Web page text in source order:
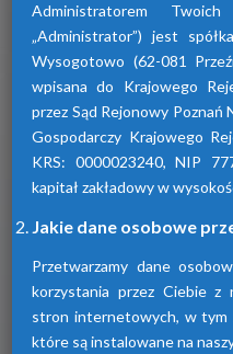
urządzeń.
Dowiedz się
Administratorem
„Administrator”) jest
Wysogotowo (62-081
wpisana do Krajowego
przez Sąd Rejonowy Poznań
Gospodarczy Krajowego
KRS: 0000023240, NIP
kapitał zakładowy w
Jakie dane osobowe
Przetwarzamy dane
korzystania przez Ciebie z
stron internetowych, w tym
które są instalowane na